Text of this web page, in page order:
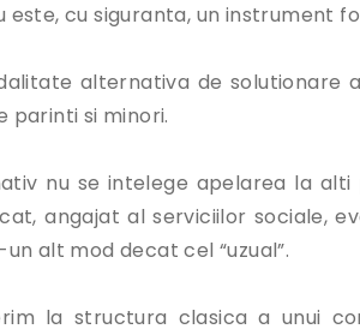
cu siguranta, un instrument
alternativa de solutionare
parinti si minori.
nu se intelege apelarea la
angajat al serviciilor sociale,
alt mod decat cel “uzual”.
la structura clasica a unui